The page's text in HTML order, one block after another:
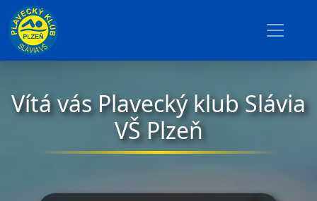
Vítá vás Plavecký klub Slávia
VŠ Plzeň